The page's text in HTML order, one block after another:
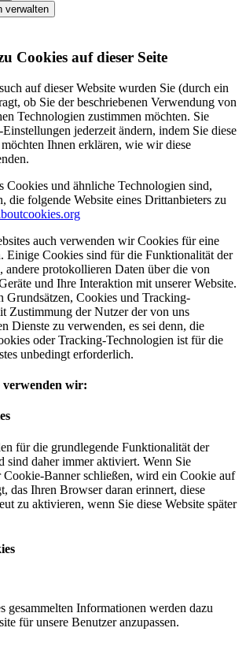
verwalten
Cookies auf dieser Seite
auf dieser Website wurden Sie (durch ein
ob Sie der beschriebenen Verwendung von
Technologien zustimmen möchten. Sie
jederzeit ändern, indem Sie diese
Ihnen erklären, wie wir diese
Cookies und ähnliche Technologien sind,
die folgende Website eines Drittanbieters zu
auch verwenden wir Cookies für eine
Einige Cookies sind für die Funktionalität der
andere protokollieren Daten über die von
und Ihre Interaktion mit unserer Website.
Grundsätzen, Cookies und Tracking-
Zustimmung der Nutzer der von uns
Dienste zu verwenden, es sei denn, die
oder Tracking-Technologien ist für die
unbedingt erforderlich.
verwenden wir:
für die grundlegende Funktionalität der
sind daher immer aktiviert. Wenn Sie
Cookie-Banner schließen, wird ein Cookie auf
das Ihren Browser daran erinnert, diese
zu aktivieren, wenn Sie diese Website später
gesammelten Informationen werden dazu
für unsere Benutzer anzupassen.